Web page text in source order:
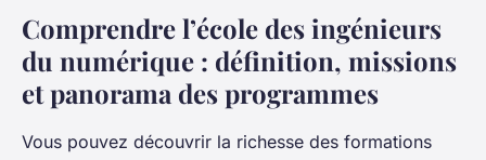
Comprendre l’école des ingénieurs
du numérique : définition, missions
et panorama des programmes
Vous pouvez découvrir la richesse des formations